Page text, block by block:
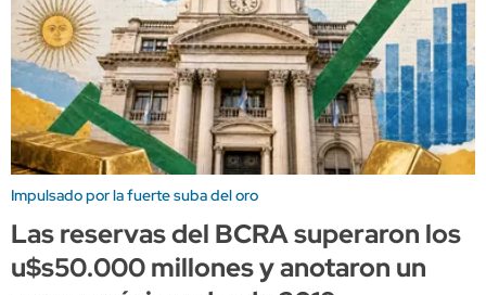
Impulsado por la fuerte suba del oro
Las reservas del BCRA superaron los
u$s50.000 millones y anotaron un